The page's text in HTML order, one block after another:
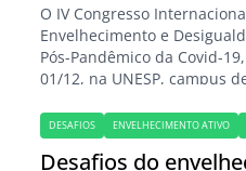
O IV Congresso
Envelhecimento e
Pós-Pandêmico da Covid-
01/12, na UNESP, campus
Faculdade de Ciências
por objetivo promover a
mobilização, organização,
DESAFIOS ENVELHECIMENTO ATIVO
Desafios do